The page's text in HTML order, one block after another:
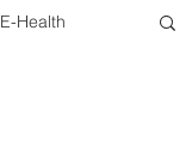
E-Health